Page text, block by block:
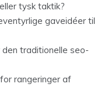
tysk taktik?
gaveidéer til
traditionelle seo-
rangeringer af